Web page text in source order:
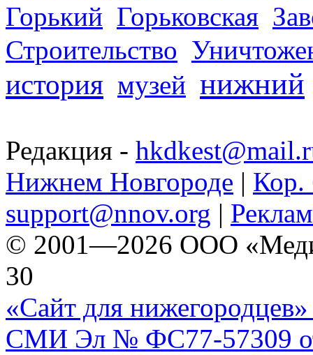
Горький Горьковская
Строительство
история музей нижний
Редакция -
Нижнем Новгороде | Кор.
support@nnov.org |
© 2001—2026 ООО
30
«Сайт для нижегородцев»
СМИ Эл № ФС77-57309